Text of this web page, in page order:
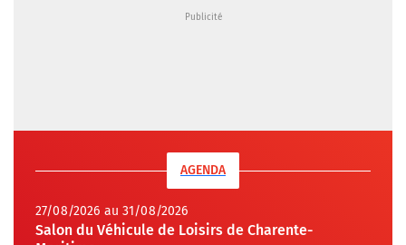
AGENDA
27/08/2026 au 31/08/2026
Salon du Véhicule de Loisirs de Charente-